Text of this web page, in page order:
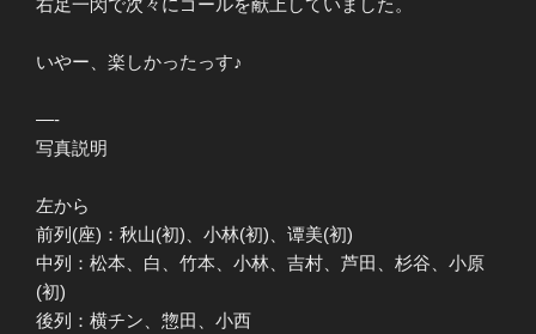
右足一閃で次々にゴールを献上していました。
いやー、楽しかったっす♪
—-
写真説明
左から
前列(座)：秋山(初)、小林(初)、谭美(初)
中列：松本、白、竹本、小林、吉村、芦田、杉谷、小原
(初)
後列：横チン、惣田、小西